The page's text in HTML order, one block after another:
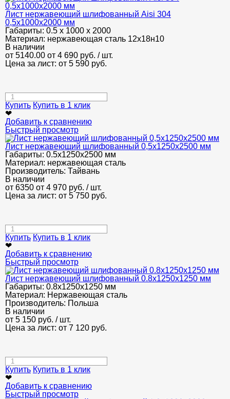
Лист нержавеющий шлифованный Аisi 304
0,5х1000х2000 мм
Габариты: 0.5 х 1000 х 2000
Материал: нержавеющая сталь 12х18н10
В наличии
от 5140.00 от 4 690 руб. / шт.
Цена за лист: от 5 590 руб.
Купить Купить в 1 клик
❤
Добавить к сравнению
Быстрый просмотр
Лист нержавеющий шлифованный 0,5х1250х2500 мм
Габариты: 0.5х1250х2500 мм
Материал: нержавеющая сталь
Производитель: Тайвань
В наличии
от 6350 от 4 970 руб. / шт.
Цена за лист: от 5 750 руб.
Купить Купить в 1 клик
❤
Добавить к сравнению
Быстрый просмотр
Лист нержавеющий шлифованный 0.8х1250х1250 мм
Габариты: 0.8х1250х1250 мм
Материал: Нержавеющая сталь
Производитель: Польша
В наличии
от 5 150 руб. / шт.
Цена за лист: от 7 120 руб.
Купить Купить в 1 клик
❤
Добавить к сравнению
Быстрый просмотр